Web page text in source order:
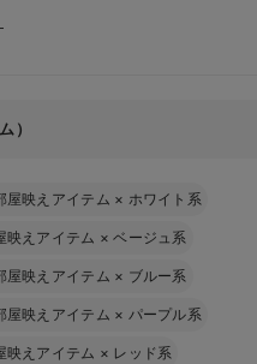
）
屋映えアイテム × ホワイト系
映えアイテム ×ベージュ系
屋映えアイテム × ブルー系
屋映えアイテム × パープル系
映えアイテム × レッド系